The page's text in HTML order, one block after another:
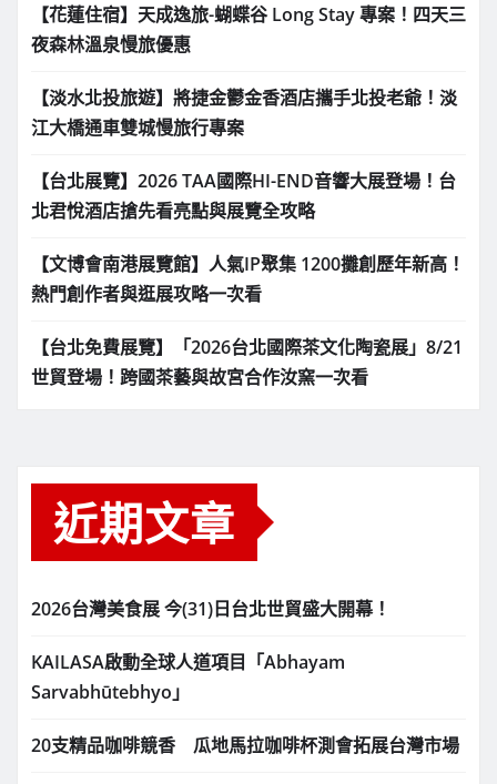
【花蓮住宿】天成逸旅-蝴蝶谷 Long Stay 專案！四天三
夜森林溫泉慢旅優惠
【淡水北投旅遊】將捷金鬱金香酒店攜手北投老爺！淡
江大橋通車雙城慢旅行專案
【台北展覽】2026 TAA國際HI-END音響大展登場！台
北君悅酒店搶先看亮點與展覽全攻略
【文博會南港展覽館】人氣IP聚集 1200攤創歷年新高！
熱門創作者與逛展攻略一次看
【台北免費展覽】「2026台北國際茶文化陶瓷展」8/21
世貿登場！跨國茶藝與故宮合作汝窯一次看
近期文章
2026台灣美食展 今(31)日台北世貿盛大開幕！
KAILASA啟動全球人道項目「Abhayam
Sarvabhūtebhyo」
20支精品咖啡競香 瓜地馬拉咖啡杯測會拓展台灣市場